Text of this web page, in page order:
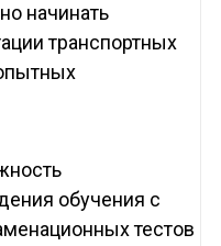
начинать
транспортных
обучения с
тестов